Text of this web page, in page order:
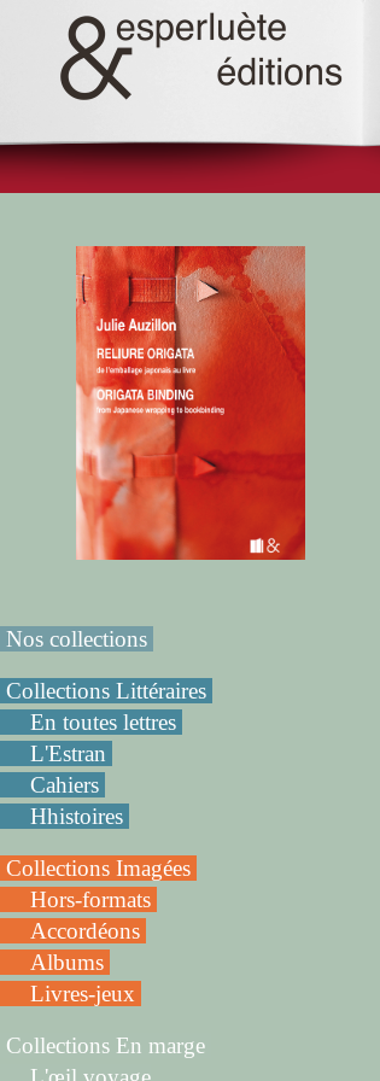
Nos collections
Collections Littéraires
En toutes lettres
L'Estran
Cahiers
Hhistoires
Collections Imagées
Hors-formats
Accordéons
Albums
Livres-jeux
Collections En marge